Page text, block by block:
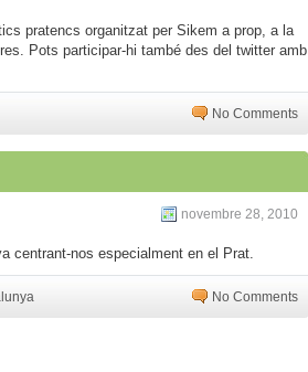
pratencs organitzat per Sikem a prop, a la
Pots participar-hi també des del twitter amb
No Comments
novembre 28, 2010
centrant-nos especialment en el Prat.
No Comments